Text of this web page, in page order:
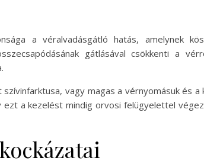
a véralvadásgátló hatás, amelynek
gátlásával csökkenti a
vagy magas a vérnyomásuk és
a kezelést mindig orvosi felügyelettel